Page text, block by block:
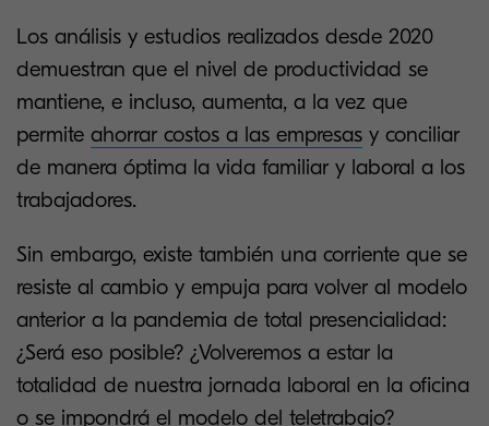
Los análisis y estudios realizados desde 2020
demuestran que el nivel de productividad se
mantiene, e incluso, aumenta, a la vez que
permite ahorrar costos a las empresas y conciliar
de manera óptima la vida familiar y laboral a los
trabajadores.
Sin embargo, existe también una corriente que se
resiste al cambio y empuja para volver al modelo
anterior a la pandemia de total presencialidad:
¿Será eso posible? ¿Volveremos a estar la
totalidad de nuestra jornada laboral en la oficina
o se impondrá el modelo del teletrabajo?